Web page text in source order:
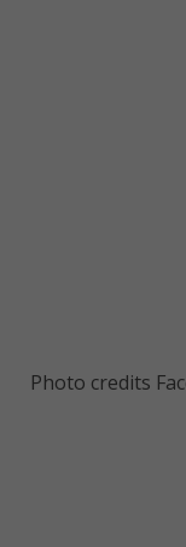
Photo credits